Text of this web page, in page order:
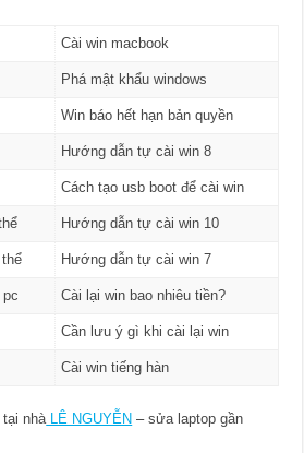
Cài win macbook
Phá mật khẩu windows
Win báo hết hạn bản quyền
Hướng dẫn tự cài win 8
Cách tạo usb boot để cài win
Hướng dẫn tự cài win 10
Hướng dẫn tự cài win 7
Cài lại win bao nhiêu tiền?
Cần lưu ý gì khi cài lại win
Cài win tiếng hàn
nhàLÊ NGUYỄN –sửa laptop gần